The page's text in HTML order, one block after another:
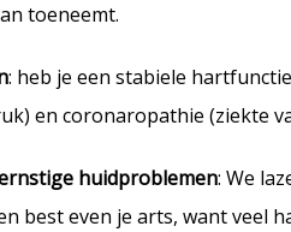
toeneemt.
: heb je een stabiele
en coronaropathie (ziekte
huidproblemen: We
best even je arts, want veel